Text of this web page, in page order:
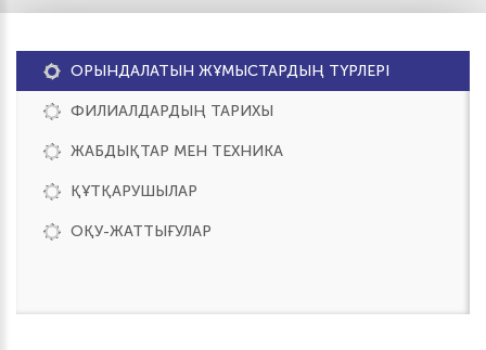
ОРЫНДАЛАТЫН ЖҰМЫСТАРДЫҢ ТҮРЛЕРІ
ФИЛИАЛДАРДЫҢ ТАРИХЫ
ЖАБДЫҚТАР МЕН ТЕХНИКА
ҚҰТҚАРУШЫЛАР
ОҚУ-ЖАТТЫҒУЛАР